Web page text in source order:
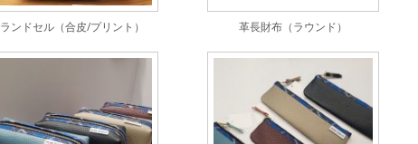
ランドセル（合皮/プリント） 革長財布（ラウンド）